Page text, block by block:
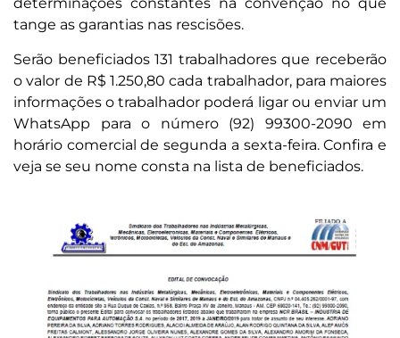
tange as garantias nas rescisões.
Serão beneficiados 131 trabalhadores que receberão
o valor de R$ 1.250,80 cada trabalhador, para maiores
informações o trabalhador poderá ligar ou enviar um
WhatsApp para o número (92) 99300-2090 em
horário comercial de segunda a sexta-feira. Confira e
veja se seu nome consta na lista de beneficiados.